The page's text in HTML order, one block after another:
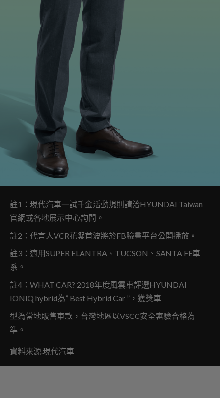
註1：現代汽車一試千金活動規則請洽HYUNDAI Taiwan
官網或各地展示中心詢問。
註2：代言人VCR花絮首波將於FB臉書平台公開播放。
註3：適用SUPER ELANTRA、TUCSON、SANTA FE車
系。
註4：WHAT CAR? 2018年度風雲車評選HYUNDAI
IONIQ hybrid為” Best Hybrid Car ”，獲獎車
型為當地販售車款，台灣地區以VSCC安全審驗合格為
準。
資料來源.現代汽車